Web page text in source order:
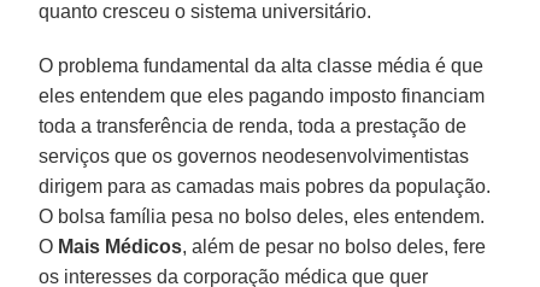
quanto cresceu o sistema universitário.
O problema fundamental da alta classe média é que
eles entendem que eles pagando imposto financiam
toda a transferência de renda, toda a prestação de
serviços que os governos neodesenvolvimentistas
dirigem para as camadas mais pobres da população.
O bolsa família pesa no bolso deles, eles entendem.
O Mais Médicos, além de pesar no bolso deles, fere
os interesses da corporação médica que quer